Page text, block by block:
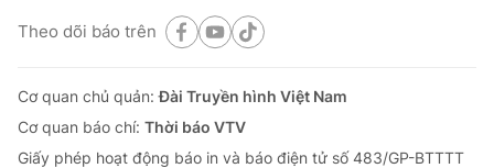
Theo dõi báo trên
Cơ quan chủ quản:Đài Truyền hình Việt Nam
Cơ quan báo chí: Thời báo VTV
Giấy phép hoạt động báo in và báo điện tử số 483/GP-BTTTT